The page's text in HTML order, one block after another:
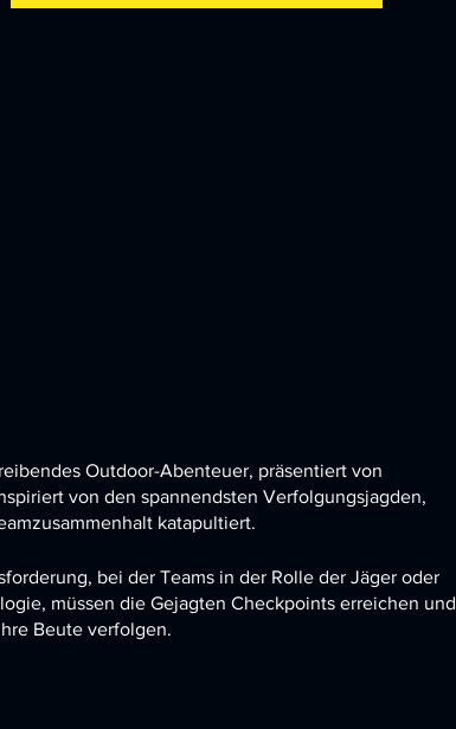
Outdoor-Abenteuer, präsentiert von
von den spannendsten Verfolgungsjagden,
katapultiert.
bei der Teams in der Rolle der Jäger oder
müssen die Gejagten Checkpoints erreichen und
Beute verfolgen.